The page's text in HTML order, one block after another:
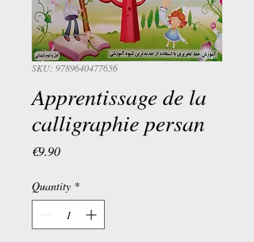
SKU: 9789640477656
Apprentissage de la
calligraphie persan
€9.90Price
Quantity *